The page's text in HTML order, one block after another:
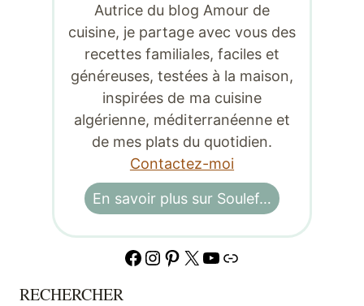
Autrice du blog Amour de
cuisine, je partage avec vous des
recettes familiales, faciles et
généreuses, testées à la maison,
inspirées de ma cuisine
algérienne, méditerranéenne et
de mes plats du quotidien.
Contactez-moi
En savoir plus sur Soulef…
Facebook
Instagram
Pinterest
X YouTube
Lien
RECHERCHER